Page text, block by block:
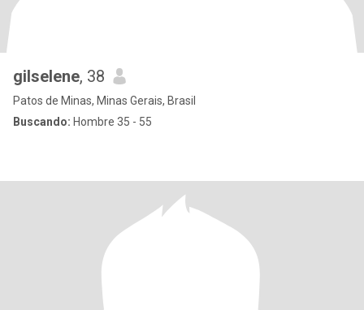
gilselene, 38
Patos de Minas, Minas Gerais, Brasil
Buscando: Hombre 35 - 55